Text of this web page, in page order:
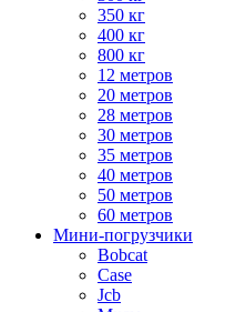
350 кг
400 кг
800 кг
12 метров
20 метров
28 метров
30 метров
35 метров
40 метров
50 метров
60 метров
Мини-погрузчики
Bobcat
Case
Jcb